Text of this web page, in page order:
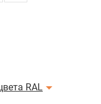
RAL